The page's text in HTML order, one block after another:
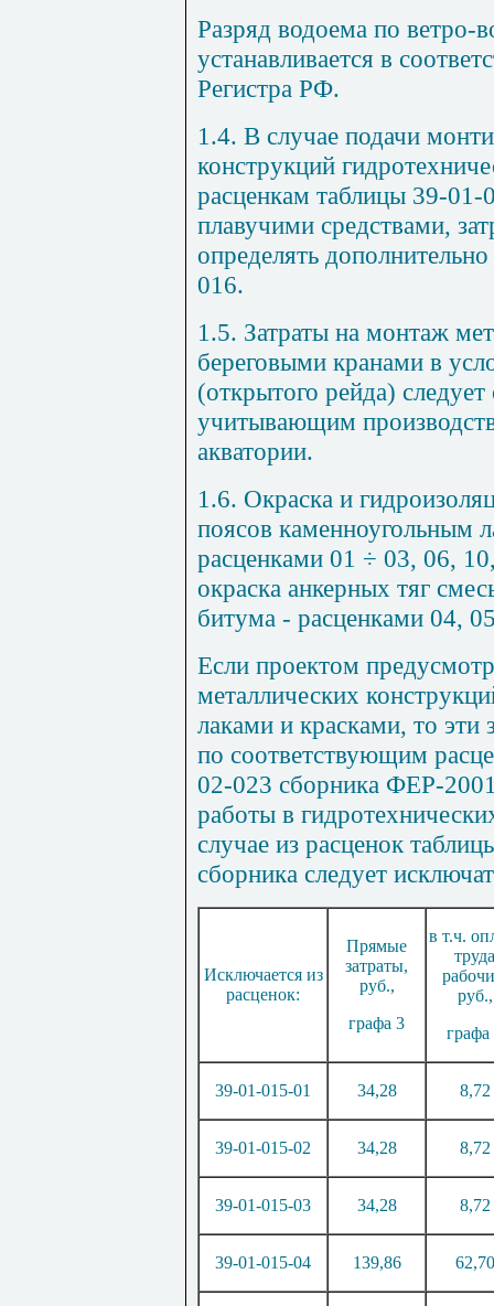
Разряд водоема по ветро-
устанавливается в
Регистра РФ.
1.4. В случае подачи
конструкций
расценкам таблицы 39-01-
плавучими средствами,
определять
016.
1.5. Затраты на монтаж
береговыми кранами в
(открытого рейда)
учитывающим
акватории.
1.6. Окраска и
поясов каменноугольным
расценками 01 ÷ 03, 06, 10
окраска анкерных тяг
битума - расценками 04,
Если проектом
металлических
лаками и красками, то эти
по соответствующим
02-023 сборника ФЕР-
работы в
случае из расценок
сборника следует
Исключается из
расценок:
Прямые
затраты,
руб.,
графа 3
в т.ч.
труда
руб.,
графа
39-01-015-01 34,28 8,72
39-01-015-02 34,28 8,72
39-01-015-03 34,28 8,72
39-01-015-04 139,86 62,70